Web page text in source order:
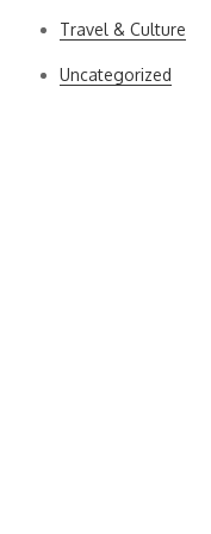
Travel & Culture
Uncategorized